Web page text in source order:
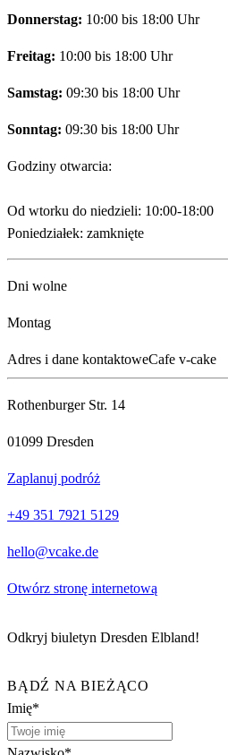
Donnerstag: 10:00 bis 18:00 Uhr
Freitag: 10:00 bis 18:00 Uhr
Samstag: 09:30 bis 18:00 Uhr
Sonntag: 09:30 bis 18:00 Uhr
Godziny otwarcia:
Od wtorku do niedzieli: 10:00-18:00
Poniedziałek: zamknięte
Dni wolne
Montag
Adres i dane kontaktoweCafe v-cake
Rothenburger Str. 14
01099 Dresden
Zaplanuj podróż
+49 351 7921 5129
hello@vcake.de
Otwórz stronę internetową
Odkryj biuletyn Dresden Elbland!
BĄDŹ NA BIEŻĄCO
Imię*